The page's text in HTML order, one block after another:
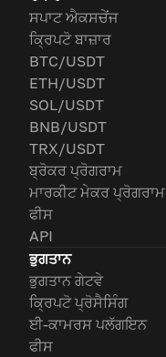
ਸਪਾਟ ਐਕਸਚੇਂਜ
ਕ੍ਰਿਪਟੋ ਬਾਜ਼ਾਰ
BTC/USDT
ETH/USDT
SOL/USDT
BNB/USDT
TRX/USDT
ਬ੍ਰੋਕਰ ਪ੍ਰੋਗਰਾਮ
ਮਾਰਕੀਟ ਮੇਕਰ ਪ੍ਰੋਗਰਾਮ
ਫੀਸ
API
ਭੁਗਤਾਨ
ਭੁਗਤਾਨ ਗੇਟਵੇ
ਕ੍ਰਿਪਟੋ ਪ੍ਰੋਸੈਸਿੰਗ
ਈ-ਕਾਮਰਸ ਪਲੱਗਇਨ
ਫੀਸ